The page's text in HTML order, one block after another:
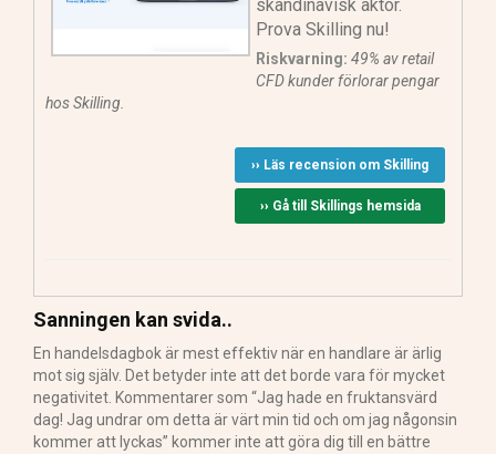
skandinavisk aktör.
Prova Skilling nu!
Riskvarning: 49% av retail
CFD kunder förlorar pengar
hos Skilling.
›› Läs recension om Skilling
›› Gå till Skillings hemsida
Sanningen kan svida..
En handelsdagbok är mest effektiv när en handlare är ärlig
mot sig själv. Det betyder inte att det borde vara för mycket
negativitet. Kommentarer som “Jag hade en fruktansvärd
dag! Jag undrar om detta är värt min tid och om jag någonsin
kommer att lyckas” kommer inte att göra dig till en bättre